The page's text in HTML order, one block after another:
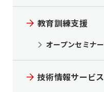
教育訓練支援
オープンセミナー
技術情報サービス